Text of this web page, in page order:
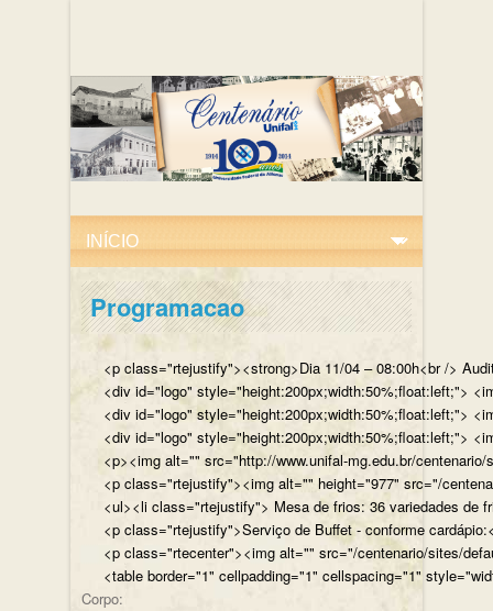
Programacao
<p class="rtejustify"><strong>Dia 11/04 – 08:00h<br />
<div id="logo" style="height:200px;width:50%;float:left;">
<div id="logo" style="height:200px;width:50%;float:left;">
<div id="logo" style="height:200px;width:50%;float:left;">
<p><img alt="" src="http://www.unifal-mg.edu.br/
<p class="rtejustify"><img alt="" height="977" src="/
<ul><li class="rtejustify"> Mesa de frios: 36 variedades de
<p class="rtejustify">Serviço de Buffet - conforme
<p class="rtecenter"><img alt="" src="/centenario/sites/
<table border="1" cellpadding="1" cellspacing="1"
Corpo: